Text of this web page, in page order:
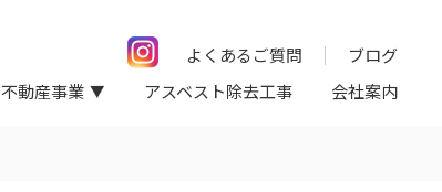
よくあるご質問
ブログ
不動産事業 アスベスト除去工事 会社案内